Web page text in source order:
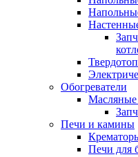
Обогреватели
Масляные
Печи и камины
Печи для